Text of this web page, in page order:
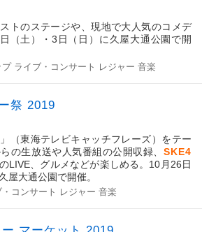
トのステージや、現地で大人気のコメデ
（土）・3日（日）に久屋大通公園で開
プ ライブ・コンサート レジャー 音楽
祭 2019
（東海テレビキャッチフレーズ）をテー
の生放送や人気番組の公開収録、 SKE4
のLIVE、グルメなどが楽しめる。10月26日
屋大通公園で開催。
コンサート レジャー 音楽